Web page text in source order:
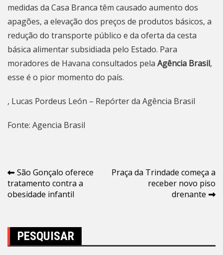
medidas da Casa Branca têm causado aumento dos
apagões, a elevação dos preços de produtos básicos, a
redução do transporte público e da oferta da cesta
básica alimentar subsidiada pelo Estado. Para
moradores de Havana consultados pela Agência Brasil,
esse é o pior momento do país.
, Lucas Pordeus León – Repórter da Agência Brasil
Fonte: Agencia Brasil
Navegação
de
São Gonçalo oferece
tratamento contra a
obesidade infantil
Praça da Trindade começa a
receber novo piso
drenante
PESQUISAR